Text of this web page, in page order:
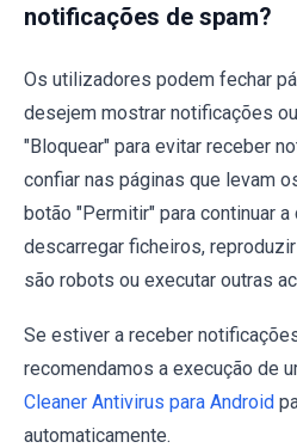
notificações de spam?
Os utilizadores podem fechar
desejem mostrar notificações
"Bloquear" para evitar receber
confiar nas páginas que levam
botão "Permitir" para continuar a
descarregar ficheiros,
são robots ou executar outras
Se estiver a receber
recomendamos a execução de
Cleaner Antivirus para Android
automaticamente.